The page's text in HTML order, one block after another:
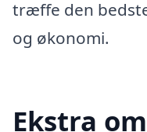
træffe den
og økonomi.
Ekstra